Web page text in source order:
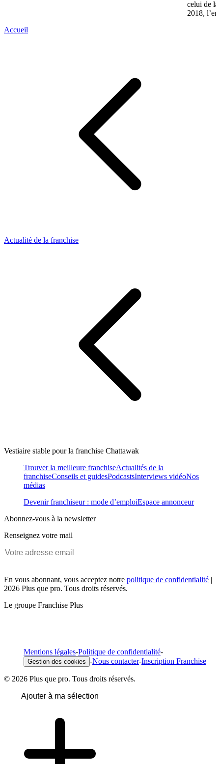
celui de
2018,
Accueil
Actualité de la franchise
Vestiaire stable pour la franchise Chattawak
Trouver la meilleure franchiseActualités de la
franchiseConseils et guidesPodcastsInterviews vidéoNos
médias
Devenir franchiseur : mode d’emploiEspace annonceur
Abonnez-vous à la newsletter
Renseignez votre mail
En vous abonnant, vous acceptez notre politique de confidentialité |
2026 Plus que pro. Tous droits réservés.
Le groupe Franchise Plus
Mentions légales-Politique de confidentialité-
Gestion des cookies -Nous contacter-Inscription Franchise
© 2026 Plus que pro. Tous droits réservés.
Ajouter à ma sélection